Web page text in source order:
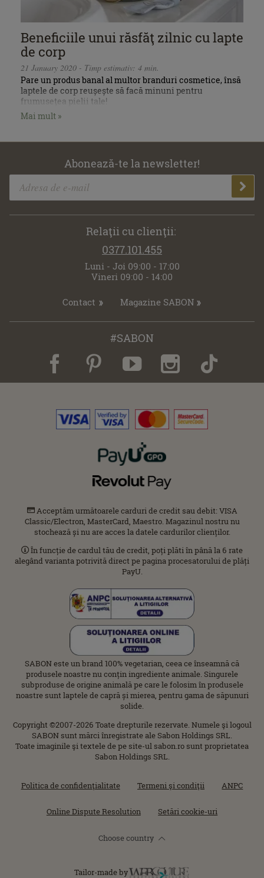
Beneficiile unui răsfăţ zilnic cu lapte
de corp
21 January 2020 - Timp estimativ: 4 min.
Pare un produs banal al multor branduri cosmetice, însă
laptele de corp reușește să facă minuni pentru
frumusețea pielii tale!
Mai mult »
Abonează-te la newsletter!
Relaţii cu clienţii:
0377.101.455
Luni - Joi 09:00 - 17:00
Vineri 09:00 - 14:00
Contact Magazine SABON
#SABON
Acceptăm următoarele carduri de credit sau debit: VISA
Classic/Electron, MasterCard, Maestro. Magazinul nostru nu
stochează și nu are acces la datele cardurilor clienților.
În funcție de cardul tău de credit, poți plăti în până la 6 rate
alegând varianta potrivită direct pe pagina procesatorului de plăți
PayU.
SABON este un brand 100% vegetarian, ceea ce înseamnă că
produsele noastre nu conțin ingrediente animale. Singurele
subproduse de origine animală pe care le folosim în produsele
noastre sunt laptele de capră și mierea, pentru gama de săpunuri
solide.
Copyright ©2007-2026 Toate drepturile rezervate. Numele şi logoul
SABON sunt mărci înregistrate ale Sabon Holdings SRL.
Toate imaginile şi textele de pe site-ul sabon.ro sunt proprietatea
Sabon Holdings SRL.
Politica de confidenţialitate Termeni şi condiţii ANPC
Online Dispute Resolution Setări cookie-uri
Choose country
Tailor-made by